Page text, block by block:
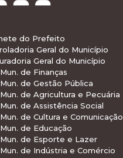
do Prefeito
Geral do Município
Geral do Município
de Finanças
de Gestão Pública
de Agricultura e Pecuária
de Assistência Social
de Cultura e Comunicação
de Educação
de Esporte e Lazer
de Indústria e Comércio